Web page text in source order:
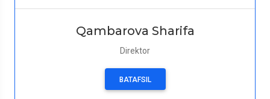
Qambarova Sharifa
Direktor
BATAFSIL